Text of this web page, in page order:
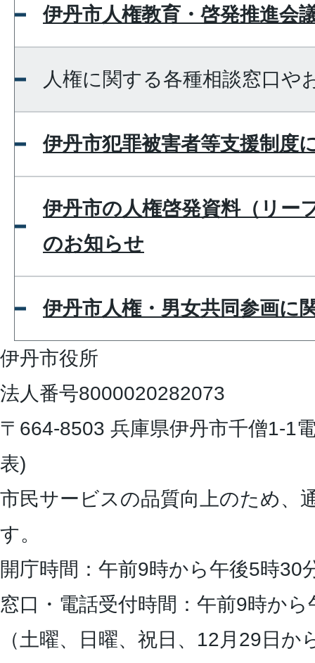
伊丹市人権教育・啓発推進会
人権に関する各種相談窓口や
伊丹市犯罪被害者等支援制度
伊丹市の人権啓発資料（リー
のお知らせ
伊丹市人権・男女共同参画に
伊丹市役所
法人番号8000020282073
〒664-8503 兵庫県伊丹市千僧1-1
表)
市民サービスの品質向上のため、
す。
開庁時間：午前9時から午後5時30
窓口・電話受付時間：午前9時か
（土曜、日曜、祝日、12月29日